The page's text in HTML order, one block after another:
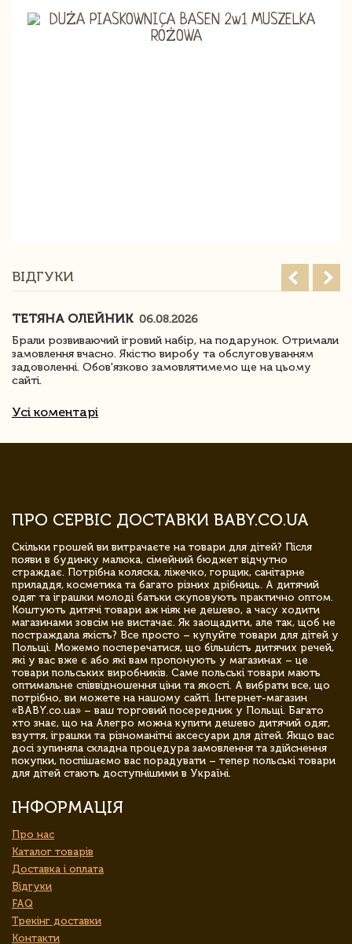
ВІДГУКИ
ТЕТЯНА ОЛЕЙНИК 06.08.2026
Брали розвиваючий ігровий набір, на подарунок. Отримали
замовлення вчасно. Якістю виробу та обслуговуванням
задоволенні. Обов'язково замовлятимемо ще на цьому
сайті.
Усі коментарі
ПРО СЕРВІС ДОСТАВКИ BABY.CO.UA
Скільки грошей ви витрачаєте на товари для дітей? Після
появи в будинку малюка, сімейний бюджет відчутно
страждає. Потрібна коляска, ліжечко, горщик, санітарне
приладдя, косметика та багато різних дрібниць. А дитячий
одяг та іграшки молоді батьки скуповують практично оптом.
Коштують дитячі товари аж ніяк не дешево, а часу ходити
магазинами зовсім не вистачає. Як заощадити, але так, щоб не
постраждала якість? Все просто – купуйте товари для дітей у
Польщі. Можемо посперечатися, що більшість дитячих речей,
які у вас вже є або які вам пропонують у магазинах – це
товари польських виробників. Саме польські товари мають
оптимальне співвідношення ціни та якості. А вибрати все, що
потрібно, ви можете на нашому сайті. Інтернет-магазин
«BABY.co.ua» – ваш торговий посередник у Польщі. Багато
хто знає, що на Алегро можна купити дешево дитячий одяг,
взуття, іграшки та різноманітні аксесуари для дітей. Якщо вас
досі зупиняла складна процедура замовлення та здійснення
покупки, поспішаємо вас порадувати – тепер польські товари
для дітей стають доступнішими в Україні.
ІНФОРМАЦІЯ
Про нас
Каталог товарів
Доставка і оплата
Відгуки
FAQ
Трекінг доставки
Контакти